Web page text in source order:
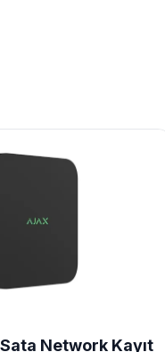
Network Kayıt